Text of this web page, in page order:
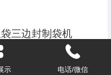
三边封制袋机
示 电话/微信